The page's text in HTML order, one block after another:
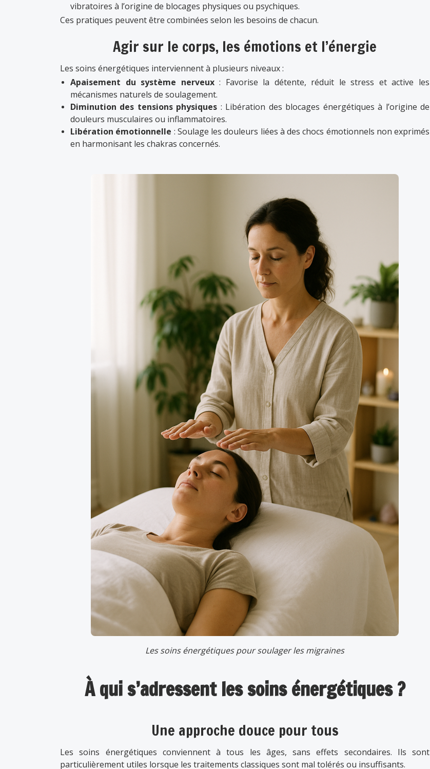
vibratoires à l’origine de blocages physiques ou psychiques.
Ces pratiques peuvent être combinées selon les besoins de chacun.
Agir sur le corps, les émotions et l’énergie
Les soins énergétiques interviennent à plusieurs niveaux :
Apaisement du système nerveux: Favorise la détente, réduit le stress et active les
mécanismes naturels de soulagement.
Diminution des tensions physiques : Libération des blocages énergétiques à l’origine de
douleurs musculaires ou inflammatoires.
Libération émotionnelle : Soulage les douleurs liées à des chocs émotionnels non exprimés
en harmonisant les chakras concernés.
Les soins énergétiques pour soulager les migraines
À qui s’adressent les soins énergétiques ?
Une approche douce pour tous
Les soins énergétiques conviennent à tous les âges, sans effets secondaires. Ils sont
particulièrement utiles lorsque les traitements classiques sont mal tolérés ou insuffisants.